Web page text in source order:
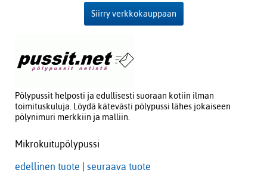
Siirry verkkokauppaan
Pölypussit helposti ja edullisesti suoraan kotiin ilman
toimituskuluja. Löydä kätevästi pölypussi lähes jokaiseen
pölynimuri merkkiin ja malliin.
Mikrokuitupölypussi
edellinen tuote seuraava tuote